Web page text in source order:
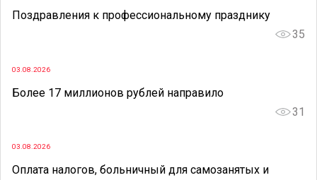
Поздравления к профессиональному празднику
35
03.08.2026
Более 17 миллионов рублей направило
31
03.08.2026
Оплата налогов, больничный для самозанятых и